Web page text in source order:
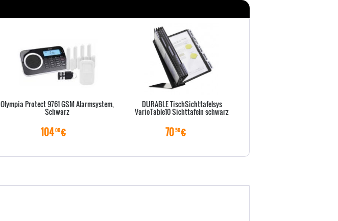
Olympia Protect 9761 GSM Alarmsystem,
Schwarz
10400€
DURABLE TischSichttafelsys
VarioTable10 Sichttafeln schwarz
7050€